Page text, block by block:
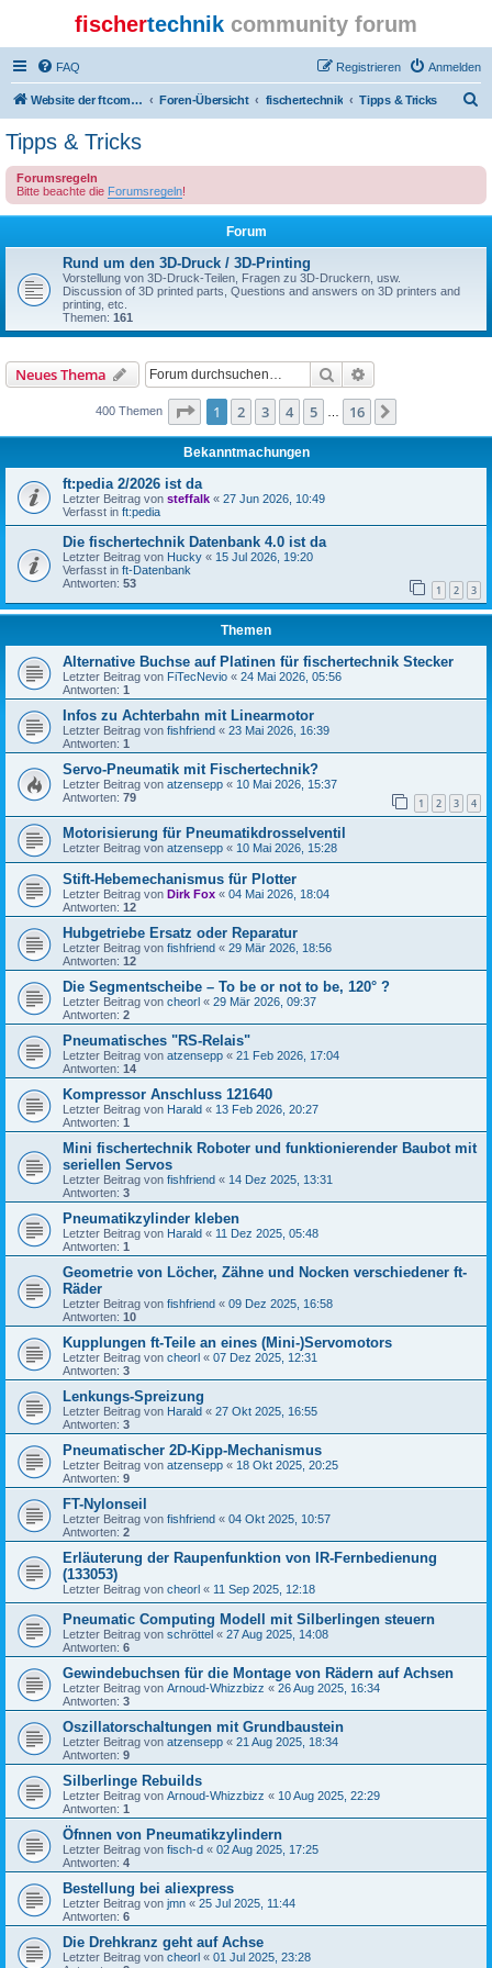
fischertechnik community forum
FAQ Anmelden
Registrieren
Website der ftcommunity Foren-Übersicht fischertechnik Tipps & Tricks
e
Tipps & Tricks
Forumsregeln
Bitte beachte die Forumsregeln!
Forum
Rund um den 3D-Druck / 3D-Printing
Vorstellung von 3D-Druck-Teilen, Fragen zu 3D-Druckern, usw.
Discussion of 3D printed parts, Questions and answers on 3D printers and
printing, etc.
Themen: 161
Neues Thema Suche
400 Themen Seite 1von 16
1 2 3 4 5 16
Bekanntmachungen
ft:pedia 2/2026 ist da
Letzter Beitrag von steffalk « 27 Jun 2026, 10:49
Verfasst in ft:pedia
Die fischertechnik Datenbank 4.0 ist da
Letzter Beitrag von Hucky « 15 Jul 2026, 19:20
Verfasst in ft-Datenbank
Antworten: 53 1 2 3
Themen
Alternative Buchse auf Platinen für fischertechnik Stecker
Letzter Beitrag von FiTecNevio « 24 Mai 2026, 05:56
Antworten: 1
Infos zu Achterbahn mit Linearmotor
Letzter Beitrag von fishfriend « 23 Mai 2026, 16:39
Antworten: 1
Servo-Pneumatik mit Fischertechnik?
Letzter Beitrag von atzensepp « 10 Mai 2026, 15:37
Antworten: 79 1 2 3 4
Motorisierung für Pneumatikdrosselventil
Letzter Beitrag von atzensepp « 10 Mai 2026, 15:28
Stift-Hebemechanismus für Plotter
Letzter Beitrag von Dirk Fox « 04 Mai 2026, 18:04
Antworten: 12
Hubgetriebe Ersatz oder Reparatur
Letzter Beitrag von fishfriend « 29 Mär 2026, 18:56
Antworten: 12
Die Segmentscheibe – To be or not to be, 120° ?
Letzter Beitrag von cheorl « 29 Mär 2026, 09:37
Antworten: 2
Pneumatisches "RS-Relais"
Letzter Beitrag von atzensepp « 21 Feb 2026, 17:04
Antworten: 14
Kompressor Anschluss 121640
Letzter Beitrag von Harald « 13 Feb 2026, 20:27
Antworten: 1
Mini fischertechnik Roboter und funktionierender Baubot mit
seriellen Servos
Letzter Beitrag von fishfriend « 14 Dez 2025, 13:31
Antworten: 3
Pneumatikzylinder kleben
Letzter Beitrag von Harald « 11 Dez 2025, 05:48
Antworten: 1
Geometrie von Löcher, Zähne und Nocken verschiedener ft-
Räder
Letzter Beitrag von fishfriend « 09 Dez 2025, 16:58
Antworten: 10
Kupplungen ft-Teile an eines (Mini-)Servomotors
Letzter Beitrag von cheorl « 07 Dez 2025, 12:31
Antworten: 3
Lenkungs-Spreizung
Letzter Beitrag von Harald « 27 Okt 2025, 16:55
Antworten: 3
Pneumatischer 2D-Kipp-Mechanismus
Letzter Beitrag von atzensepp « 18 Okt 2025, 20:25
Antworten: 9
FT-Nylonseil
Letzter Beitrag von fishfriend « 04 Okt 2025, 10:57
Antworten: 2
Erläuterung der Raupenfunktion von IR-Fernbedienung
(133053)
Letzter Beitrag von cheorl « 11 Sep 2025, 12:18
Pneumatic Computing Modell mit Silberlingen steuern
Letzter Beitrag von schröttel « 27 Aug 2025, 14:08
Antworten: 6
Gewindebuchsen für die Montage von Rädern auf Achsen
Letzter Beitrag von Arnoud-Whizzbizz « 26 Aug 2025, 16:34
Antworten: 3
Oszillatorschaltungen mit Grundbaustein
Letzter Beitrag von atzensepp « 21 Aug 2025, 18:34
Antworten: 9
Silberlinge Rebuilds
Letzter Beitrag von Arnoud-Whizzbizz « 10 Aug 2025, 22:29
Antworten: 1
Öfnnen von Pneumatikzylindern
Letzter Beitrag von fisch-d « 02 Aug 2025, 17:25
Antworten: 4
Bestellung bei aliexpress
Letzter Beitrag von jmn « 25 Jul 2025, 11:44
Antworten: 6
Die Drehkranz geht auf Achse
Letzter Beitrag von cheorl « 01 Jul 2025, 23:28